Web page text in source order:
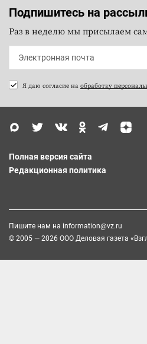
Подпишитесь на
Раз в неделю мы присылаем
Я даю согласие на обработку
Полная версия сайта
Редакционная политика
Пишите нам на information@vz.ru
© 2005 — 2026 ООО Деловая газета